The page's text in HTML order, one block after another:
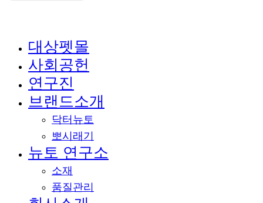
Close 대상펫몰
사회공헌
연구진
브랜드소개
닥터뉴토
뽀시래기
뉴토 연구소
소재
품질관리